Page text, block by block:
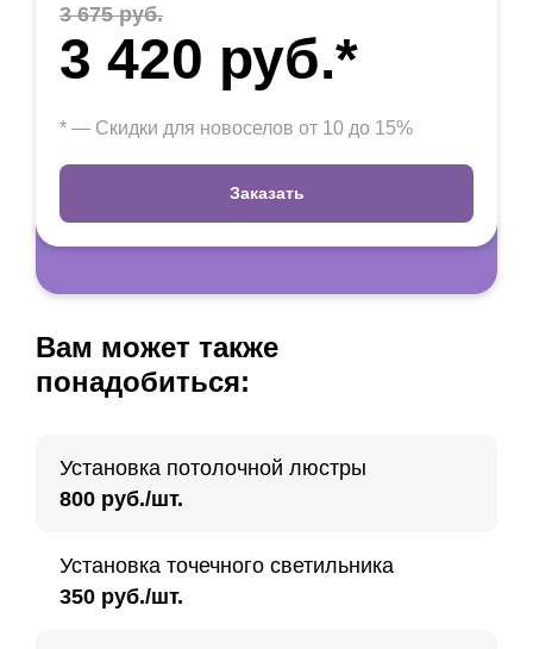
3 675 руб.
3 420 руб.*
* — Скидки для новоселов от 10 до 15%
Заказать
Вам может также
понадобиться:
Установка потолочной люстры
800 руб./шт.
Установка точечного светильника
350 руб./шт.